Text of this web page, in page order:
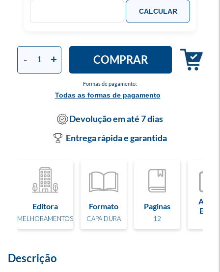
Formas de pagamento:
Todas as formas de pagamento
- + COMPRAR
CALCULAR
Devolução em até 7 dias
Entrega rápida e garantida
Editora
MELHORAMENTOS
Formato
CAPA DURA
Paginas
12
Ano
Descrição